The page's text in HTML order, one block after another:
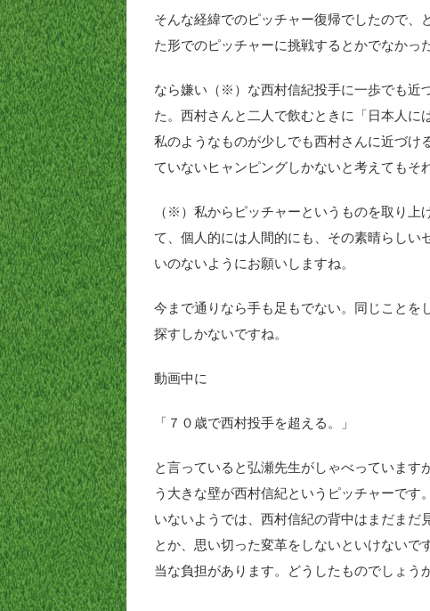
そんな経緯でのピッチャー復帰でしたので、
た形でのピッチャーに挑戦するとかでなかっ
なら嫌い（※）な西村信紀投手に一歩でも近
た。西村さんと二人で飲むときに「日本人に
私のようなものが少しでも西村さんに近づけ
ていないヒャンピングしかないと考えてもそ
（※）私からピッチャーというものを取り上
て、個人的には人間的にも、その素晴らしい
いのないようにお願いしますね。
今まで通りなら手も足もでない。同じことを
探すしかないですね。
動画中に
「７０歳で西村投手を超える。」
と言っていると弘瀬先生がしゃべっていま
う大きな壁が西村信紀というピッチャーです
いないようでは、西村信紀の背中はまだまだ
とか、思い切った変革をしないといけない
当な負担があります。どうしたものでしょうか